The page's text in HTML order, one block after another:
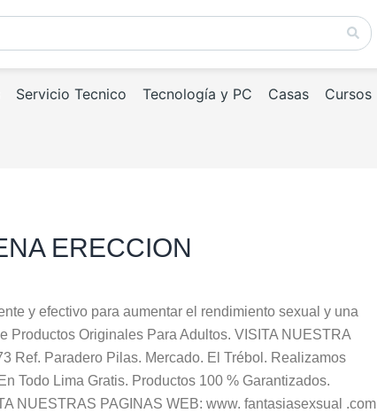
Servicio Tecnico Tecnología y PC Casas Cursos
ERECCION
y efectivo para aumentar el rendimiento sexual y una
Productos Originales Para Adultos. VISITA NUESTRA
Ref. Paradero Pilas. Mercado. El Trébol. Realizamos
Todo Lima Gratis. Productos 100 % Garantizados.
NUESTRAS PAGINAS WEB: www. fantasiasexsual .com